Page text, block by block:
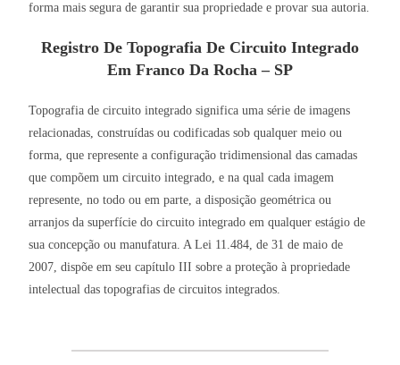
forma mais segura de garantir sua propriedade e provar sua autoria.
Registro De Topografia De Circuito Integrado
Em Franco Da Rocha – SP
Topografia de circuito integrado significa uma série de imagens
relacionadas, construídas ou codificadas sob qualquer meio ou
forma, que represente a configuração tridimensional das camadas
que compõem um circuito integrado, e na qual cada imagem
represente, no todo ou em parte, a disposição geométrica ou
arranjos da superfície do circuito integrado em qualquer estágio de
sua concepção ou manufatura. A Lei 11.484, de 31 de maio de
2007, dispõe em seu capítulo III sobre a proteção à propriedade
intelectual das topografias de circuitos integrados.